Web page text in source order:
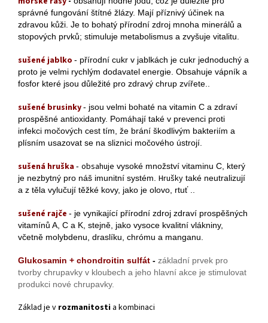
správné fungování štítné žlázy. Mají příznivý účinek na
zdravou kůži. Je to bohatý přírodní zdroj mnoha minerálů a
stopových prvků; stimuluje metabolismus a zvyšuje vitalitu.
sušené jablko - přírodní cukr v jablkách je cukr jednoduchý a
proto je velmi rychlým dodavatel energie. Obsahuje vápník a
fosfor které jsou důležité pro zdravý chrup zvířete..
sušené brusinky- jsou velmi bohaté na vitamin C a zdraví
prospěšné antioxidanty. Pomáhají také v prevenci proti
infekci močových cest tím, že brání škodlivým bakteriím a
plísním usazovat se na sliznici močového ústrojí.
sušená hruška- obsahuje vysoké množství vitaminu C, který
je nezbytný pro náš imunitní systém. Hrušky také neutralizují
a z těla vylučují těžké kovy, jako je olovo, rtuť ..
sušené rajče - je vynikající přírodní zdroj zdraví prospěšných
vitamínů A, C a K, stejně, jako vysoce kvalitní vlákniny,
včetně molybdenu, draslíku, chrómu a manganu.
Glukosamin + chondroitin sulfát - základní prvek pro
tvorby chrupavky v kloubech a jeho hlavní akce je stimulovat
produkci nové chrupavky.
Základ je v rozmanitosti a kombinaci